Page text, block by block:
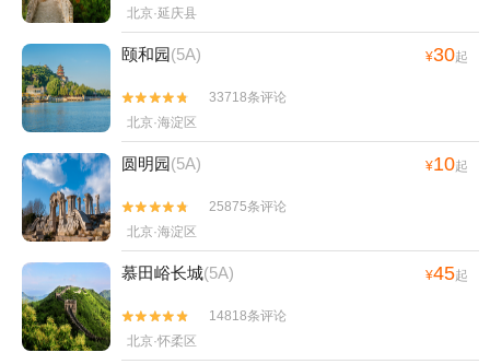
北京·延庆县
颐和园(5A) ¥30起


33718条评论
北京·海淀区
圆明园(5A) ¥10起


25875条评论
北京·海淀区
慕田峪长城(5A) ¥45起


14818条评论
北京·怀柔区